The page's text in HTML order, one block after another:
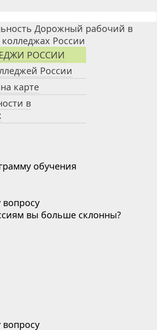
РОССИИ
России
карте
в
обучения
вы больше склонны?